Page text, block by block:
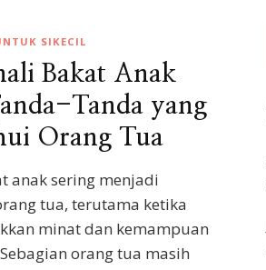
SIKECIL
Bakat Anak
Tanda yang
Orang Tua
anak sering menjadi
tua, terutama ketika
minat dan kemampuan
orang tua masih